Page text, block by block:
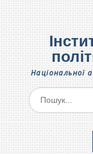
Національної
Шукати: